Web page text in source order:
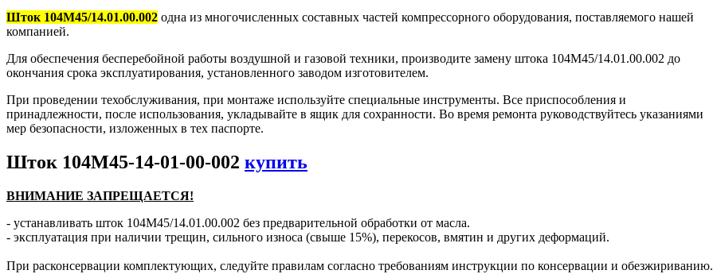
Шток 104М45/14.01.00.002 одна из многочисленных составных частей компрессорного оборудования, поставляемого нашей
компанией.
Для обеспечения бесперебойной работы воздушной и газовой техники, производите замену штока 104М45/14.01.00.002 до
окончания срока эксплуатирования, установленного заводом изготовителем.
При проведении техобслуживания, при монтаже используйте специальные инструменты. Все приспособления и
принадлежности, после использования, укладывайте в ящик для сохранности. Во время ремонта руководствуйтесь указаниями
мер безопасности, изложенных в тех паспорте.
Шток 104М45-14-01-00-002 купить
ВНИМАНИЕ ЗАПРЕЩАЕТСЯ!
- устанавливать шток 104М45/14.01.00.002 без предварительной обработки от масла.
- эксплуатация при наличии трещин, сильного износа (свыше 15%), перекосов, вмятин и других деформаций.
При расконсервации комплектующих, следуйте правилам согласно требованиям инструкции по консервации и обезжириванию.